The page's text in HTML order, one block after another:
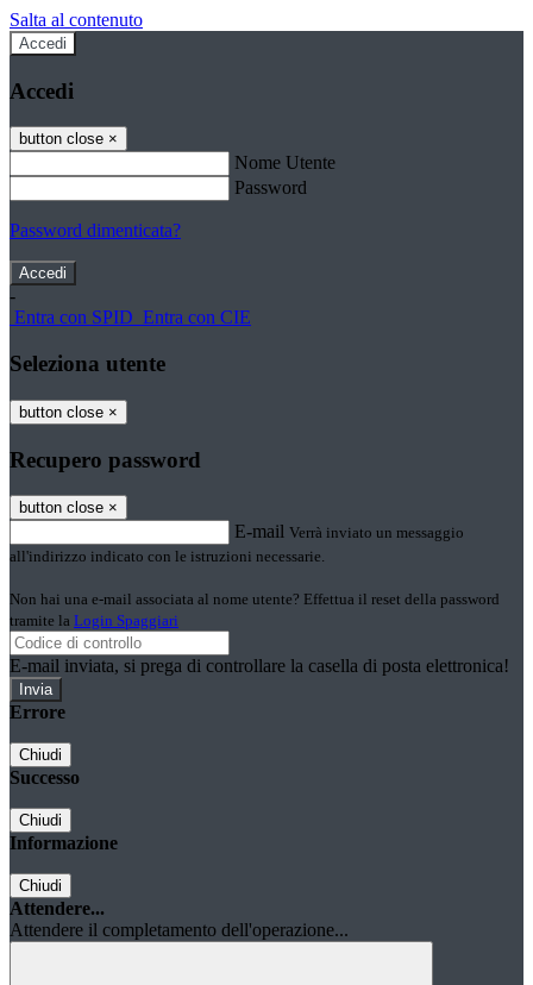
Salta al contenuto
Accedi
Accedi
button close ×
Nome Utente
Password
Password dimenticata?
-
Entra con SPID Entra con CIE
Seleziona utente
button close ×
Recupero password
button close ×
E-mail Verrà inviato un messaggio
all'indirizzo indicato con le istruzioni necessarie.
Non hai una e-mail associata al nome utente? Effettua il reset della password
tramite la Login Spaggiari
E-mail inviata, si prega di controllare la casella di posta elettronica!
Errore
Chiudi
Successo
Chiudi
Informazione
Chiudi
Attendere...
Attendere il completamento dell'operazione...